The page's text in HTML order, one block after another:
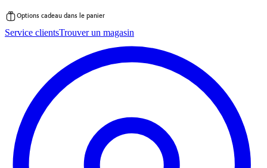
au
Options cadeau dans le panier
Service clientsTrouver un magasin